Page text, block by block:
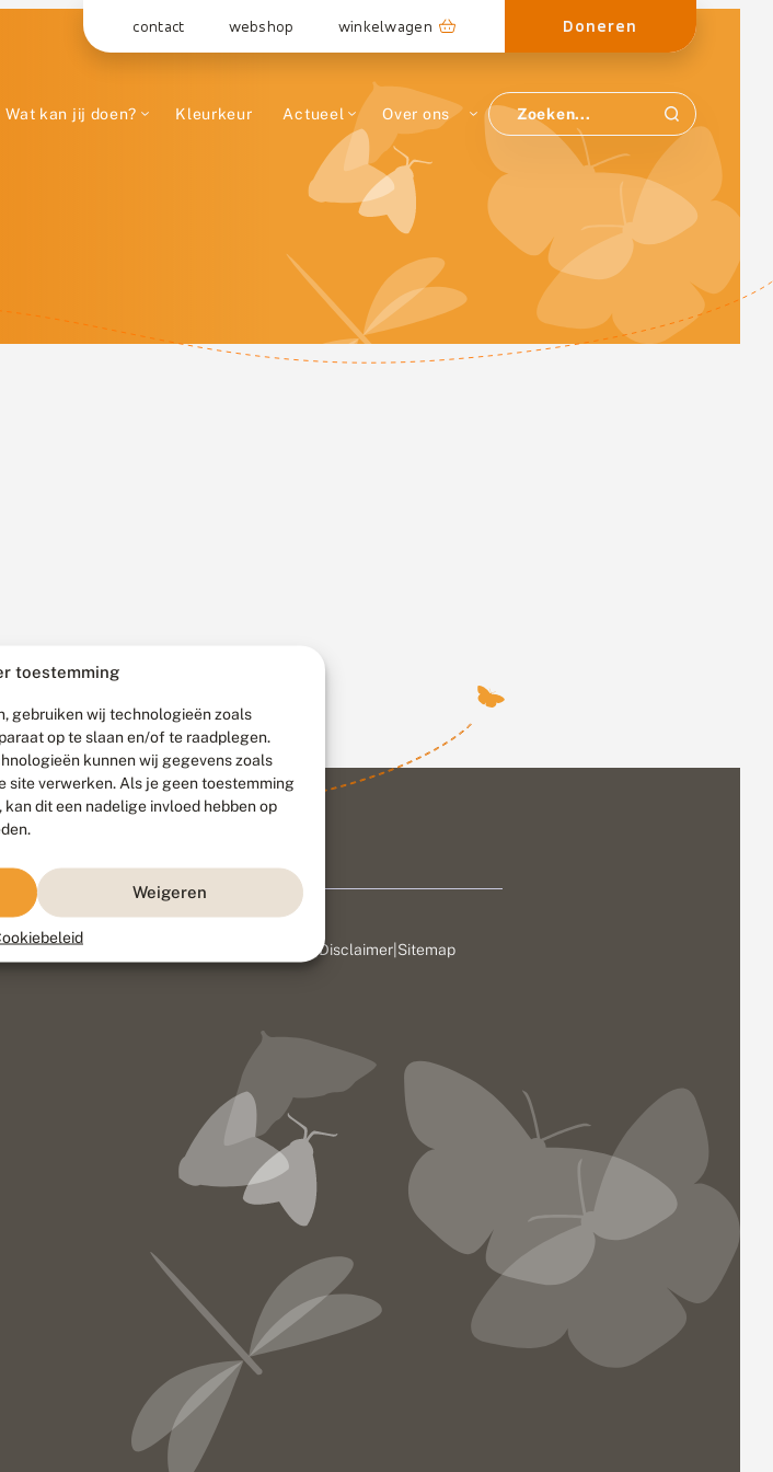
toestemming
gebruiken wij technologieën zoals
op te slaan en/of te raadplegen.
kunnen wij gegevens zoals
site verwerken. Als je geen toestemming
dit een nadelige invloed hebben op
Weigeren
contact webshop winkelwagen Doneren
Wat kan jij doen? Kleurkeur Actueel Over ons
, ontworpen door Disclaimer Sitemap